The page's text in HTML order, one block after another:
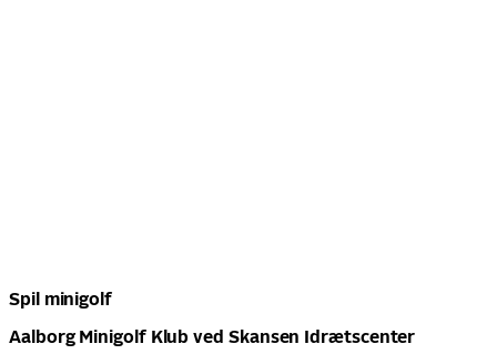
Spil minigolf
Aalborg Minigolf Klub ved Skansen Idrætscenter